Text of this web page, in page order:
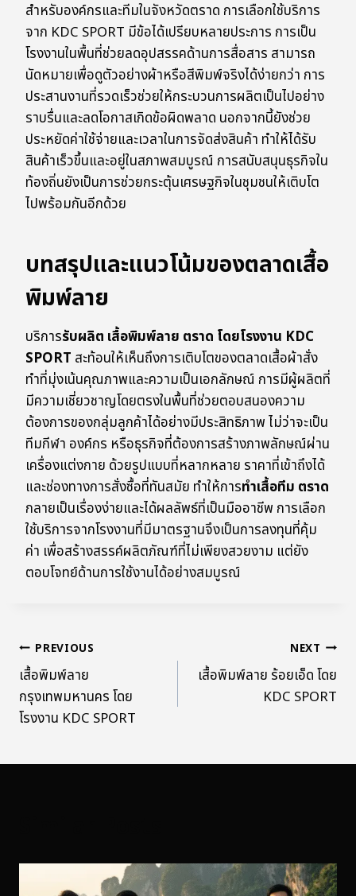
สำหรับองค์กรและทีมในจังหวัดตราด การเลือกใช้บริการ
จาก KDC SPORT มีข้อได้เปรียบหลายประการ การเป็น
โรงงานในพื้นที่ช่วยลดอุปสรรคด้านการสื่อสาร สามารถ
นัดหมายเพื่อดูตัวอย่างผ้าหรือสีพิมพ์จริงได้ง่ายกว่า การ
ประสานงานที่รวดเร็วช่วยให้กระบวนการผลิตเป็นไปอย่าง
ราบรื่นและลดโอกาสเกิดข้อผิดพลาด นอกจากนี้ยังช่วย
ประหยัดค่าใช้จ่ายและเวลาในการจัดส่งสินค้า ทำให้ได้รับ
สินค้าเร็วขึ้นและอยู่ในสภาพสมบูรณ์ การสนับสนุนธุรกิจใน
ท้องถิ่นยังเป็นการช่วยกระตุ้นเศรษฐกิจในชุมชนให้เติบโต
ไปพร้อมกันอีกด้วย
บทสรุปและแนวโน้มของตลาดเสื้อ
พิมพ์ลาย
บริการรับผลิต เสื้อพิมพ์ลาย ตราด โดยโรงงาน KDC
SPORT สะท้อนให้เห็นถึงการเติบโตของตลาดเสื้อผ้าสั่ง
ทำที่มุ่งเน้นคุณภาพและความเป็นเอกลักษณ์ การมีผู้ผลิตที่
มีความเชี่ยวชาญโดยตรงในพื้นที่ช่วยตอบสนองความ
ต้องการของกลุ่มลูกค้าได้อย่างมีประสิทธิภาพ ไม่ว่าจะเป็น
ทีมกีฬา องค์กร หรือธุรกิจที่ต้องการสร้างภาพลักษณ์ผ่าน
เครื่องแต่งกาย ด้วยรูปแบบที่หลากหลาย ราคาที่เข้าถึงได้
และช่องทางการสั่งซื้อที่ทันสมัย ทำให้การทำเสื้อทีม ตราด
กลายเป็นเรื่องง่ายและได้ผลลัพธ์ที่เป็นมืออาชีพ การเลือก
ใช้บริการจากโรงงานที่มีมาตรฐานจึงเป็นการลงทุนที่คุ้ม
ค่า เพื่อสร้างสรรค์ผลิตภัณฑ์ที่ไม่เพียงสวยงาม แต่ยัง
ตอบโจทย์ด้านการใช้งานได้อย่างสมบูรณ์
PREVIOUS
เสื้อพิมพ์ลาย
กรุงเทพมหานคร โดย
โรงงาน KDC SPORT
NEXT
เสื้อพิมพ์ลาย ร้อยเอ็ด โดย
KDC SPORT